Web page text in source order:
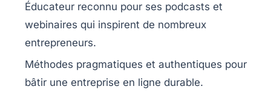
Éducateur reconnu pour ses podcasts et
webinaires qui inspirent de nombreux
entrepreneurs.
Méthodes pragmatiques et authentiques pour
bâtir une entreprise en ligne durable.